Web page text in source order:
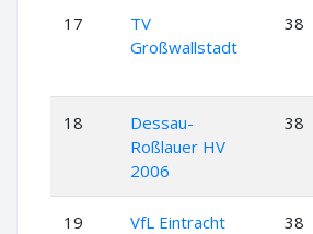
17
TV
Großwallstadt
38
18
Dessau-
Roßlauer HV
2006
38
19
VfL Eintracht
38